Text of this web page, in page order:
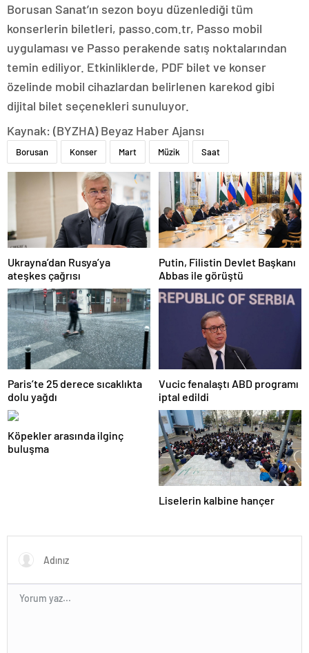
Borusan Sanat’ın sezon boyu düzenlediği tüm
konserlerin biletleri, passo.com.tr, Passo mobil
uygulaması ve Passo perakende satış noktalarından
temin ediliyor. Etkinliklerde, PDF bilet ve konser
özelinde mobil cihazlardan belirlenen karekod gibi
dijital bilet seçenekleri sunuluyor.
Kaynak: (BYZHA) Beyaz Haber Ajansı
Borusan Konser Mart Müzik Saat
Ukrayna’dan Rusya’ya
ateşkes çağrısı
Putin, Filistin Devlet Başkanı
Abbas ile görüştü
Paris’te 25 derece sıcaklıkta
dolu yağdı
Vucic fenalaştı ABD programı
iptal edildi
Köpekler arasında ilginç
buluşma
Liselerin kalbine hançer